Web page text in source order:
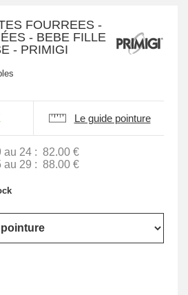
FOURREES -
- BEBE FILLE
- PRIMIGI
Le guide pointure
au 24 : 82.00 €
au 29 : 88.00 €